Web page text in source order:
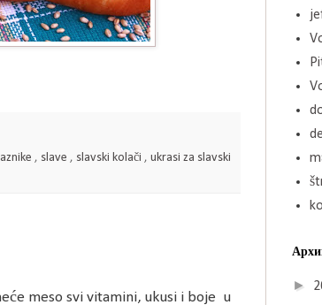
, slave , slavski kolači , ukrasi za slavski
meso svi vitamini, ukusi i boje u
►